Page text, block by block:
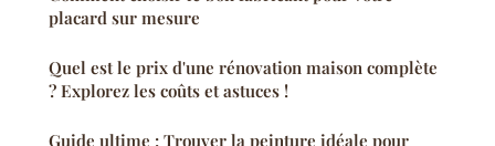
placard sur mesure
Quel est le prix d'une rénovation maison complète
? Explorez les coûts et astuces !
Guide ultime : Trouver la peinture idéale pour